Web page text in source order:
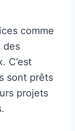
comme
des
C’est
sont prêts
projets